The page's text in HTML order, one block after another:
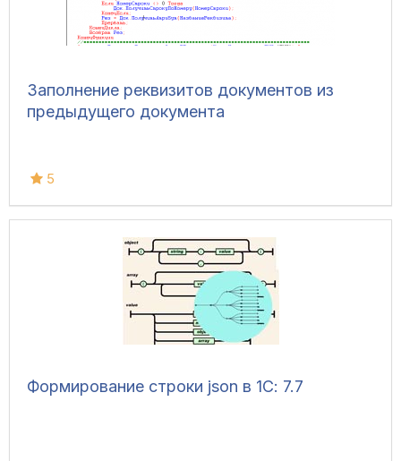
Заполнение реквизитов документов из
предыдущего документа
5
Формирование строки json в 1С: 7.7